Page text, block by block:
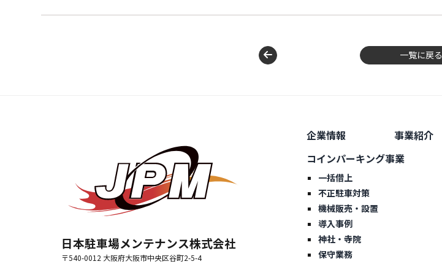
一覧に戻る
日本駐車場メンテナンス株式会社
〒540-0012 大阪府大阪市中央区谷町2-5-4
企業情報 事業紹介
コインパーキング事業
一括借上
不正駐車対策
機械販売・設置
導入事例
神社・寺院
保守業務